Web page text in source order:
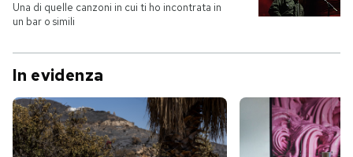
SHOP
AREA PERSONALE
Entra
Una di quelle canzoni in cui ti ho incontrata in
un bar o simili
In evidenza